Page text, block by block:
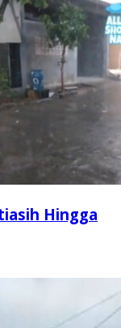
Hingga